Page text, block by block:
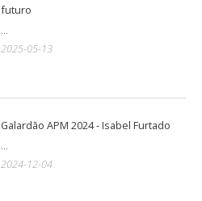
futuro
...
2025-05-13
Galardão APM 2024 - Isabel Furtado
...
2024-12-04